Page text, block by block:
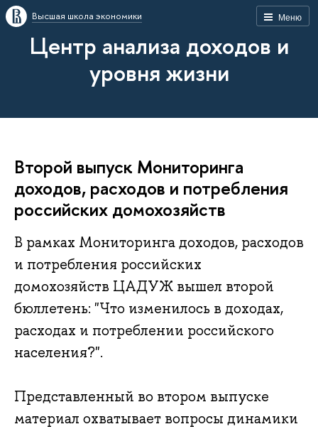
Меню
Высшая школа экономики
Центр анализа доходов и
уровня жизни
Второй выпуск Мониторинга
доходов, расходов и потребления
российских домохозяйств
В рамках Мониторинга доходов, расходов
и потребления российских
домохозяйств ЦАДУЖ вышел второй
бюллетень: "Что изменилось в доходах,
расходах и потреблении российского
населения?".
Представленный во втором выпуске
материал охватывает вопросы динамики